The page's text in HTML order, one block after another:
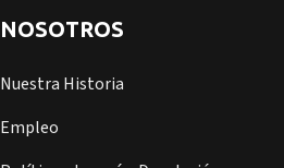
NOSOTROS
Nuestra Historia
Empleo